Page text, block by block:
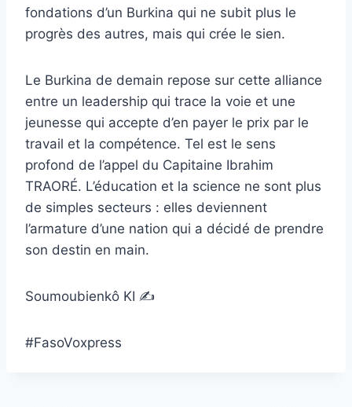
fondations d’un Burkina qui ne subit plus le
progrès des autres, mais qui crée le sien.
Le Burkina de demain repose sur cette alliance
entre un leadership qui trace la voie et une
jeunesse qui accepte d’en payer le prix par le
travail et la compétence. Tel est le sens
profond de l’appel du Capitaine Ibrahim
TRAORÉ. L’éducation et la science ne sont plus
de simples secteurs : elles deviennent
l’armature d’une nation qui a décidé de prendre
son destin en main.
Soumoubienkô KI ✍️
#FasoVoxpress